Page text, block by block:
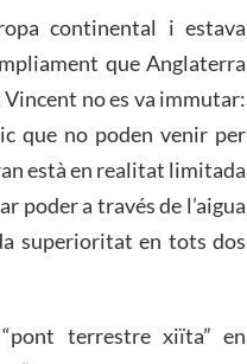
continental i estava
que Anglaterra
no es va immutar:
que no poden venir per
està en realitat limitada
poder a través de l’aigua
superioritat en tots dos
terrestre xiïta” en